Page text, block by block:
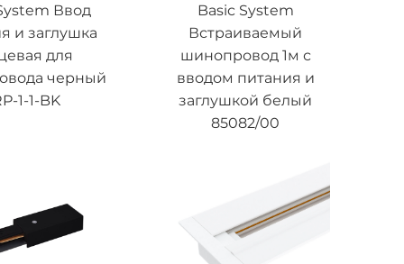
Ввод
и заглушка
для
черный
1-1-BK
Basic System
Встраиваемый
шинопровод 1м с
вводом питания и
заглушкой белый
85082/00